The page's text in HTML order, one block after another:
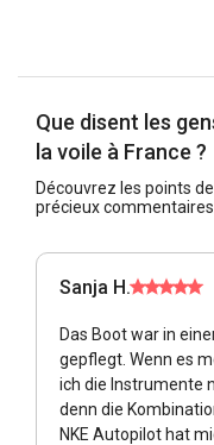
Que disent les
la voile à France ?
Découvrez les points
précieux commentaires.
Sanja H.
Das Boot war in
gepflegt. Wenn es
ich die Instrumente
denn die
NKE Autopilot hat